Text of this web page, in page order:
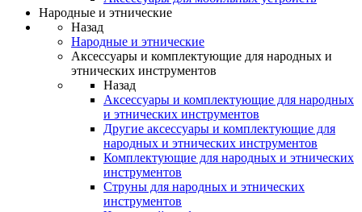
Народные и этнические
Назад
Народные и этнические
Аксессуары и комплектующие для народных и
этнических инструментов
Назад
Аксессуары и комплектующие для народных
и этнических инструментов
Другие аксессуары и комплектующие для
народных и этнических инструментов
Комплектующие для народных и этнических
инструментов
Струны для народных и этнических
инструментов